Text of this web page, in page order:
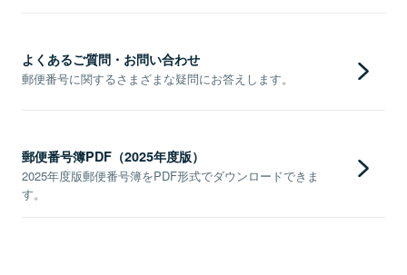
よくあるご質問・お問い合わせ
郵便番号に関するさまざまな疑問にお答えします。
郵便番号簿PDF（2025年度版）
2025年度版郵便番号簿をPDF形式でダウンロードできま
す。